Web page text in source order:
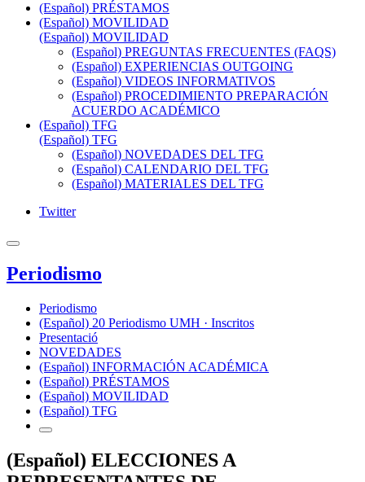
(Español) PRÉSTAMOS
(Español) MOVILIDAD
(Español) MOVILIDAD
(Español) PREGUNTAS FRECUENTES (FAQS)
(Español) EXPERIENCIAS OUTGOING
(Español) VIDEOS INFORMATIVOS
(Español) PROCEDIMIENTO PREPARACIÓN
ACUERDO ACADÉMICO
(Español) TFG
(Español) TFG
(Español) NOVEDADES DEL TFG
(Español) CALENDARIO DEL TFG
(Español) MATERIALES DEL TFG
Twitter
Periodismo
Periodismo
(Español) 20 Periodismo UMH · Inscritos
Presentació
NOVEDADES
(Español) INFORMACIÓN ACADÉMICA
(Español) PRÉSTAMOS
(Español) MOVILIDAD
(Español) TFG
(Español) ELECCIONES A